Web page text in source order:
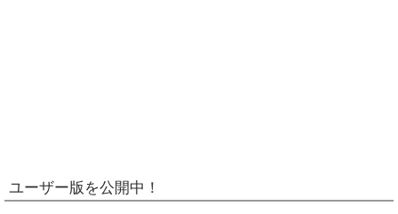
ユーザー版を公開中！